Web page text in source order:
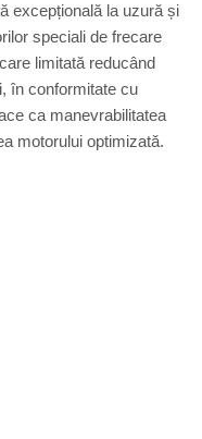
excepțională la uzură și
speciali de frecare
limitată reducând
în conformitate cu
ca manevrabilitatea
motorului optimizată.